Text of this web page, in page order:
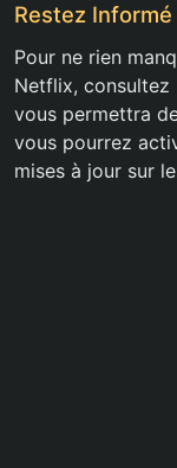
Restez
Pour ne rien
Netflix, consultez
vous permettra
vous pourrez
mises à jour sur